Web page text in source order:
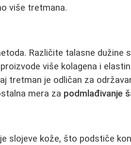
više tretmana.
Različite talasne dužine
više kolagena i
tretman je odličan za
mera za podmlađivanje
slojeve kože, što podstiče